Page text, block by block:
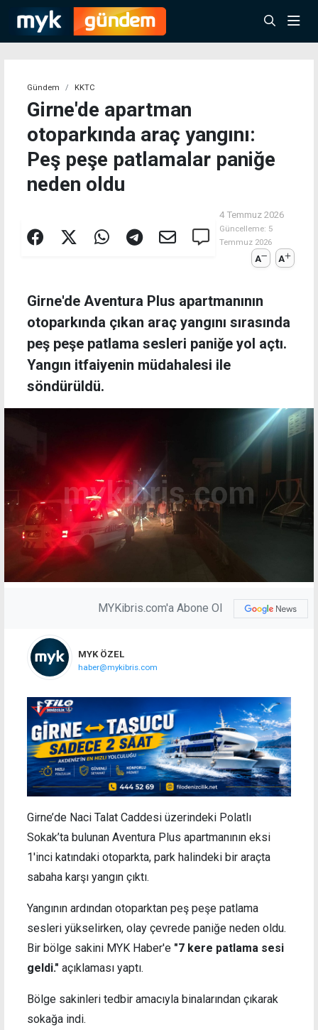
Gündem KKTC
Girne'de apartman
otoparkında araç yangını:
Peş peşe patlamalar paniğe
neden oldu
4 Temmuz 2026
Güncelleme: 5
Temmuz 2026
A A
Girne'de Aventura Plus apartmanının
otoparkında çıkan araç yangını sırasında
peş peşe patlama sesleri paniğe yol açtı.
Yangın itfaiyenin müdahalesi ile
söndürüldü.
MYKibris.com'a Abone Ol
MYK ÖZEL
haber@mykibris.com
Girne’de Naci Talat Caddesi üzerindeki Polatlı
Sokak’ta bulunan Aventura Plus apartmanının eksi
1'inci katındaki otoparkta, park halindeki bir araçta
sabaha karşı yangın çıktı.
Yangının ardından otoparktan peş peşe patlama
sesleri yükselirken, olay çevrede paniğe neden oldu.
Bir bölge sakini MYK Haber'e "7 kere patlama sesi
geldi." açıklaması yaptı.
Bölge sakinleri tedbir amacıyla binalarından çıkarak
sokağa indi.